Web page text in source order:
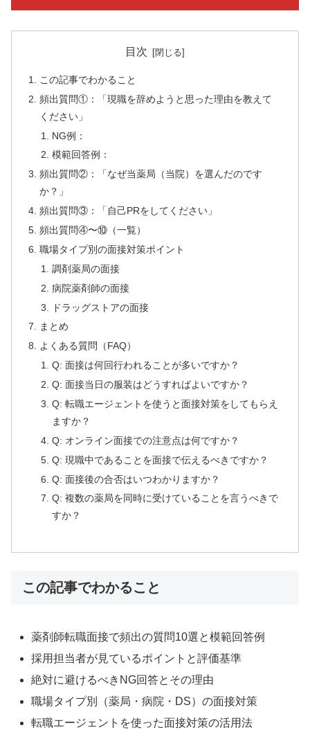
目次
この記事でわかること
頻出質問①：「現職を辞めようと思った理由を教えて
ください」
NG例：
模範回答例：
頻出質問②：「なぜ当薬局（当院）を選んだのです
か？」
頻出質問③：「自己PRをしてください」
頻出質問④〜⑩（一覧）
職場タイプ別の面接対策ポイント
調剤薬局の面接
病院薬剤師の面接
ドラッグストアの面接
まとめ
よくある質問（FAQ）
Q: 面接は何回行われることが多いですか？
Q: 面接当日の服装はどうすればよいですか？
Q: 転職エージェントを使うと面接対策をしてもらえ
ますか？
Q: オンライン面接での注意点は何ですか？
Q: 現職中であることを面接で伝えるべきですか？
Q: 面接後の合否はいつわかりますか？
Q: 複数の薬局を同時に受けていることを言うべきで
すか？
この記事でわかること
薬剤師転職面接で頻出の質問10選と模範回答例
採用担当者が見ているポイントと評価基準
絶対に避けるべきNG回答とその理由
職場タイプ別（薬局・病院・DS）の面接対策
転職エージェントを使った面接対策の活用法